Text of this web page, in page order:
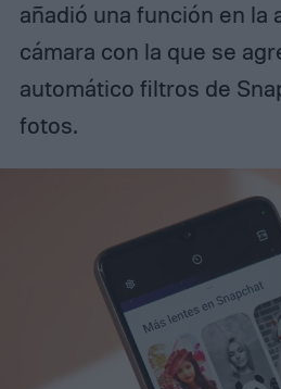
añadió una función en la
cámara con la que se
automático filtros de
fotos.